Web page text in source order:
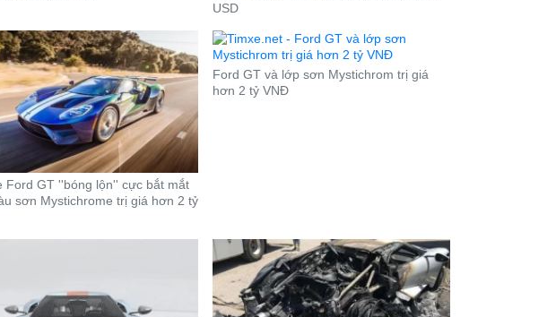
USD
Ford GT ''bóng lộn'' cực bắt mắt
sơn Mystichrome trị giá hơn 2 tỷ
Ford GT và lớp sơn Mystichrom trị giá
hơn 2 tỷ VNĐ